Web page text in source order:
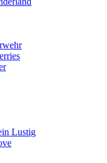
Lustig